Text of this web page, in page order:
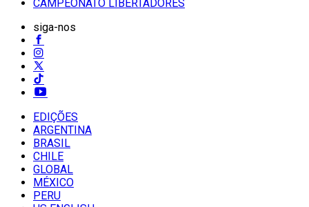
CAMPEONATO LIBERTADORES
siga-nos
EDIÇÕES
ARGENTINA
BRASIL
CHILE
GLOBAL
MÉXICO
PERU